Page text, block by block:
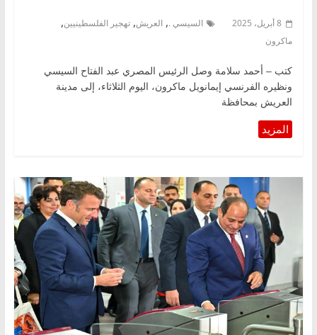
8 أبريل، 2025 السيسي ., العريش, تهجير الفلسطينيين,
ماكرون
كتب – أحمد سلامة وصل الرئيس المصري عبد الفتاح السيسي
ونظيره الفرنسي إيمانويل ماكرون، اليوم الثلاثاء، إلى مدينة
العريش بمحافظة